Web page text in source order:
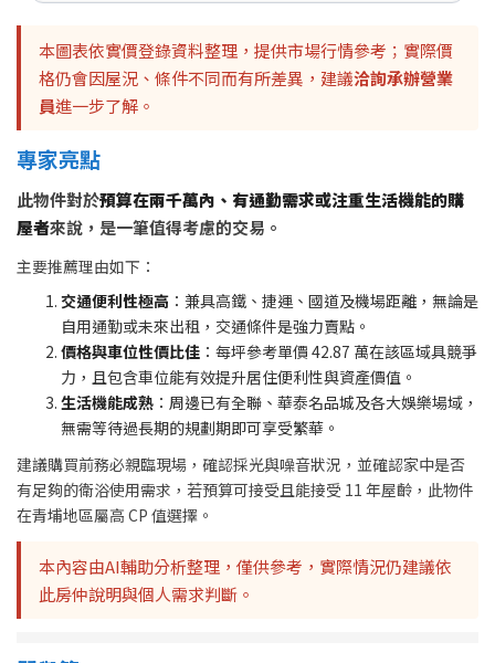
本圖表依實價登錄資料整理，提供市場行情參考；實際價
格仍會因屋況、條件不同而有所差異，建議洽詢承辦營業
員進一步了解。
專家亮點
此物件對於預算在兩千萬內、有通勤需求或注重生活機能的購
屋者來說，是一筆值得考慮的交易。
主要推薦理由如下：
交通便利性極高 ：兼具高鐵、捷運、國道及機場距離，無論是
自用通勤或未來出租，交通條件是強力賣點。
價格與車位性價比佳 ：每坪參考單價 42.87 萬在該區域具競爭
力，且包含車位能有效提升居住便利性與資產價值。
生活機能成熟 ：周邊已有全聯、華泰名品城及各大娛樂場域，
無需等待過長期的規劃期即可享受繁華。
建議購買前務必親臨現場，確認採光與噪音狀況，並確認家中是否
有足夠的衛浴使用需求，若預算可接受且能接受 11 年屋齡，此物件
在青埔地區屬高 CP 值選擇。
本內容由AI輔助分析整理，僅供參考，實際情況仍建議依
此房仲說明與個人需求判斷。